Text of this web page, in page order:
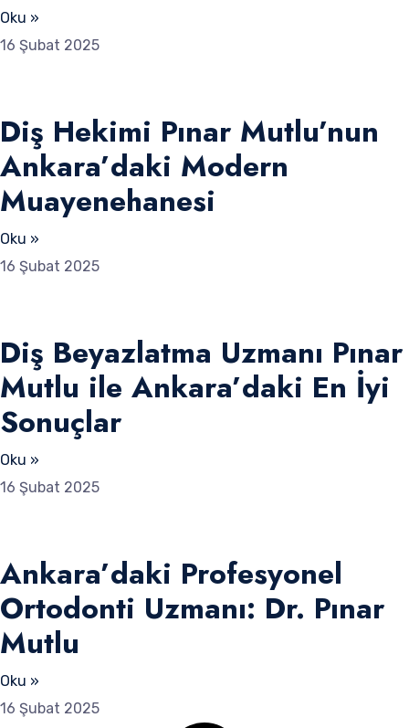
Oku »
16 Şubat 2025
Diş Hekimi Pınar Mutlu’nun
Ankara’daki Modern
Muayenehanesi
Oku »
16 Şubat 2025
Diş Beyazlatma Uzmanı Pınar
Mutlu ile Ankara’daki En İyi
Sonuçlar
Oku »
16 Şubat 2025
Ankara’daki Profesyonel
Ortodonti Uzmanı: Dr. Pınar
Mutlu
Oku »
16 Şubat 2025